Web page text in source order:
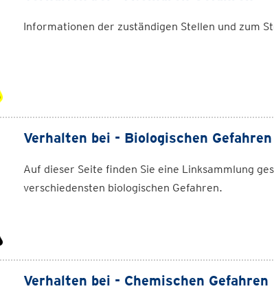
Informationen der zuständigen Stellen und zum
Verhalten bei - Biologischen Gefahren
Auf dieser Seite finden Sie eine Linksammlung
verschiedensten biologischen Gefahren.
Verhalten bei - Chemischen Gefahren